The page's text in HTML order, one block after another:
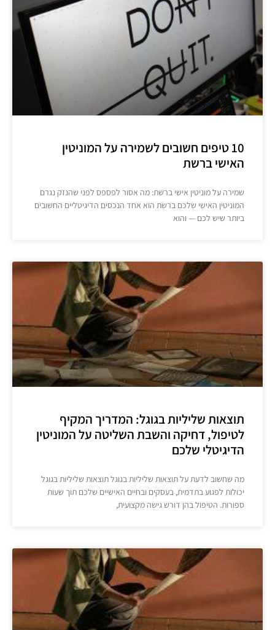
10 טיפים חשובים לשמירה על המוניטין
האישי ברשת
שמירה על מוניטין אישי ברשת: מה אסור לפספס לפני שהנזק נגרם
המוניטין האישי שלכם ברשת הוא אחד הנכסים הדיגיטליים החשובים
ביותר שיש לכם — והוא
תוצאות שליליות בגוגל: המדריך המקיף
לטיפול, דחיקה והשבת השליטה על המוניטין
הדיגיטלי שלכם
מה שחשוב לדעת על תוצאות שליליות בגוגל תוצאות שליליות בגוגל
יכולות לפגוע בתדמית, בעסקים ובחיים האישיים שלכם תוך שעות
ספורות. הטיפול בהן דורש גישה מקצועית,